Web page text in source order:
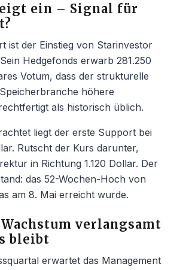
ein – Signal für
ist der Einstieg von Starinvestor
Hedgefonds erwarb 281.250
Votum, dass der strukturelle
höhere
als historisch üblich.
liegt der erste Support bei
Rutscht der Kurs darunter,
in Richtung 1.120 Dollar. Der
das 52-Wochen-Hoch von
am 8. Mai erreicht wurde.
verlangsamt
bleibt
erwartet das Management